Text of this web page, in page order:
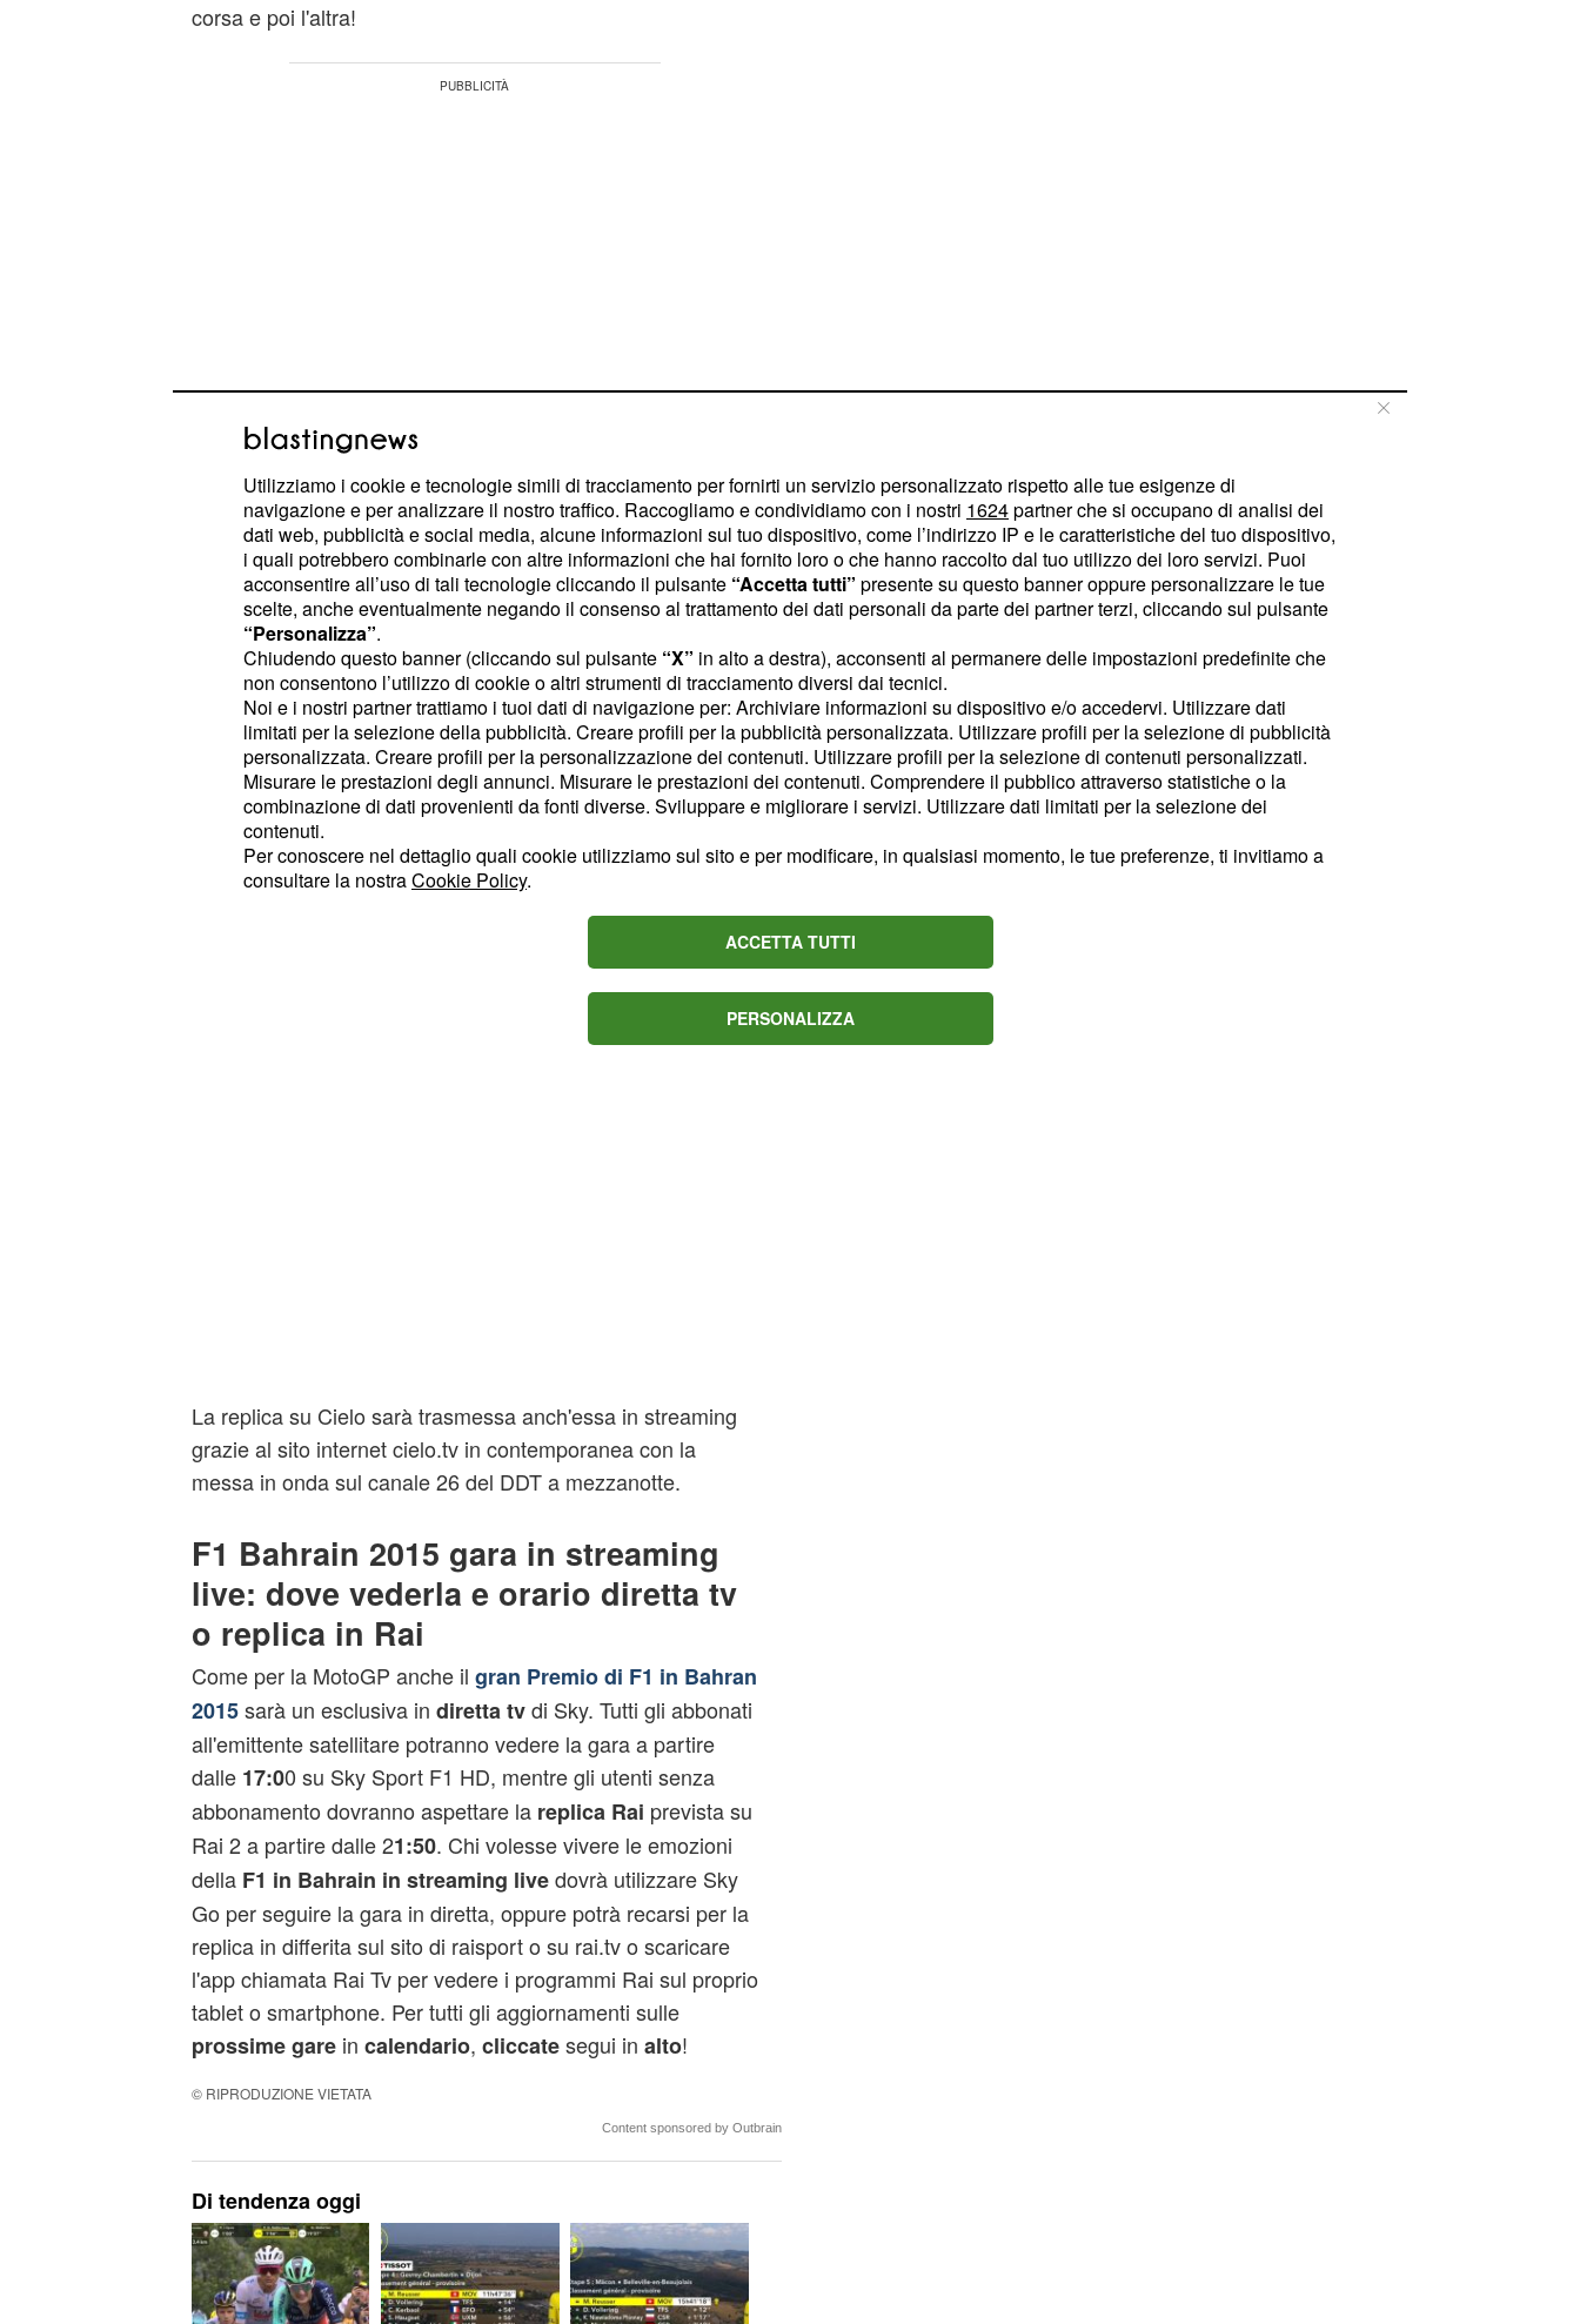
corsa e poi l'altra!
MotoGp Argentina 2015 in streaming
live e diretta tv: orario gara e replica
su Cielo
MotoGParriva alla sua terza tappa stagionale con la
grande sfida tra Rossi e Marquez, entrambi vincitori di un
Gp a testa fino a questo momento. Per godersi tutte le
curve, le derapate e i sorpassi dellaMotoGP in Argentina
sul ciruito di Rio Hondo l'appuntamento è all'orario delle
21:00su Sky Sport MotoGp. Questa gara sarà trasmessa in
diretta tvin esclusiva solo su Sky, mentre Cielo manderà in
onda lareplicadella gara a partire dalle24:00. Per seguire
streaming livegli abbonati possono usufruire
dell'applicazione Sky Go o recarsi sul sito skygo.sky.it per
La replica su Cielo sarà trasmessa anch'essa in streaming
grazie al sito internet cielo.tv in contemporanea con la
messa in onda sul canale 26 del DDT a mezzanotte.
F1 Bahrain 2015 gara in streaming
live: dove vederla e orario diretta tv
o replica in Rai
Come per la MotoGP anche il gran Premio di F1 in Bahran
2015sarà un esclusiva in diretta tvdi Sky. Tutti gli abbonati
all'emittente satellitare potranno vedere la gara a partire
dalle 17:00 su Sky Sport F1 HD, mentre gli utenti senza
abbonamento dovranno aspettare la replica Rai prevista su
Rai 2 a partire dalle 21:50. Chi volesse vivere le emozioni
della F1 in Bahrain in streaming livedovrà utilizzare Sky
Go per seguire la gara in diretta, oppure potrà recarsi per la
replica in differita sul sito di raisport o su rai.tv o scaricare
l'app chiamata Rai Tv per vedere i programmi Rai sul proprio
tablet o smartphone. Per tutti gli aggiornamenti sulle
prossime garein calendario, cliccatesegui in alto!
© RIPRODUZIONE VIETATA
Content sponsored by Outbrain
Di tendenza oggi
Utilizziamo i cookie e tecnologie simili di tracciamento per fornirti un servizio personalizzato rispetto alle tue esigenze di
navigazione e per analizzare il nostro traffico. Raccogliamo e condividiamo con i nostri 1624partner che si occupano di analisi dei
dati web, pubblicità e social media, alcune informazioni sul tuo dispositivo, come l’indirizzo IP e le caratteristiche del tuo dispositivo,
i quali potrebbero combinarle con altre informazioni che hai fornito loro o che hanno raccolto dal tuo utilizzo dei loro servizi. Puoi
acconsentire all’uso di tali tecnologie cliccando il pulsante “Accetta tutti” presente su questo banner oppure personalizzare le tue
scelte, anche eventualmente negando il consenso al trattamento dei dati personali da parte dei partner terzi, cliccando sul pulsante
“Personalizza”.
Chiudendo questo banner (cliccando sul pulsante “X” in alto a destra), acconsenti al permanere delle impostazioni predefinite che
non consentono l’utilizzo di cookie o altri strumenti di tracciamento diversi dai tecnici.
Noi e i nostri partner trattiamo i tuoi dati di navigazione per: Archiviare informazioni su dispositivo e/o accedervi. Utilizzare dati
limitati per la selezione della pubblicità. Creare profili per la pubblicità personalizzata. Utilizzare profili per la selezione di pubblicità
personalizzata. Creare profili per la personalizzazione dei contenuti. Utilizzare profili per la selezione di contenuti personalizzati.
Misurare le prestazioni degli annunci. Misurare le prestazioni dei contenuti. Comprendere il pubblico attraverso statistiche o la
combinazione di dati provenienti da fonti diverse. Sviluppare e migliorare i servizi. Utilizzare dati limitati per la selezione dei
contenuti.
Per conoscere nel dettaglio quali cookie utilizziamo sul sito e per modificare, in qualsiasi momento, le tue preferenze, ti invitiamo a
consultare la nostraCookie Policy.
ACCETTA TUTTI
PERSONALIZZA